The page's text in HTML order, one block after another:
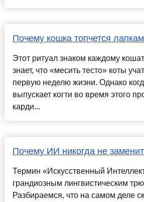
Почему кошка топчется
Этот ритуал знаком каждому
знает, что «месить тесто» коты
первую неделю жизни. Однако
выпускает когти во время этого
карди...
Почему ИИ никогда не
Термин «Искусственный
грандиозным лингвистическим
Разбираемся, что на самом деле